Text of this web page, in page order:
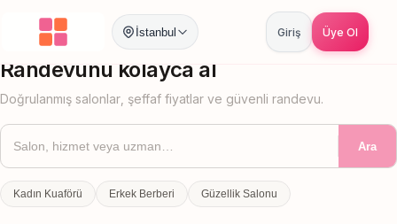
İstanbul Giriş Üye Ol
İstanbul
Randevunu kolayca al
Doğrulanmış salonlar, şeffaf fiyatlar ve güvenli randevu.
Ara
Kadın Kuaförü Erkek Berberi Güzellik Salonu